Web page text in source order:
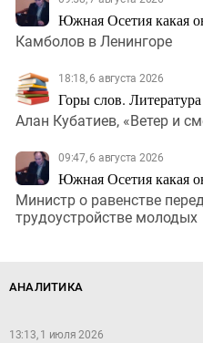
Южная Осетия какая
Камболов в Ленингоре
18:18, 6 августа 2026
Горы слов.
Алан Кубатиев, «Ветер и
09:47, 6 августа 2026
Южная Осетия какая
Министр о равенстве
трудоустройстве молодых
АНАЛИТИКА
13:13, 1 июля 2026